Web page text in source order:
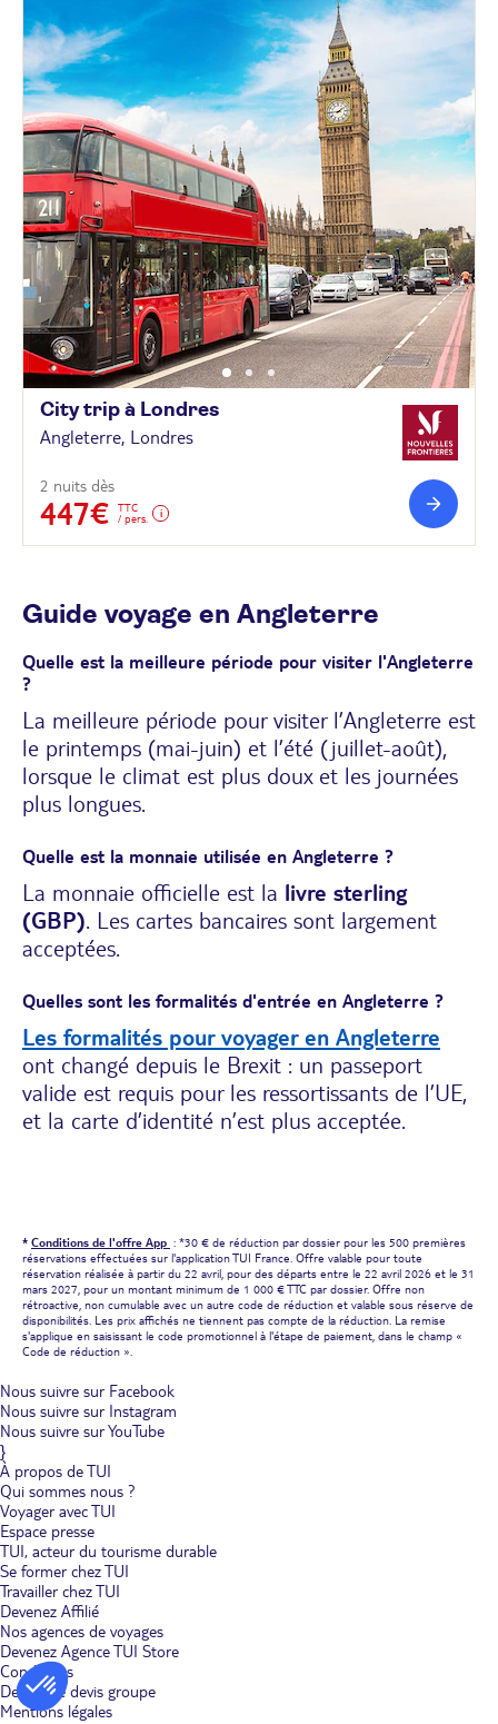
City trip à Londres
Angleterre, Londres
2 nuits dès
447€
TTC
/ pers.
Guide voyage en Angleterre
Quelle est la meilleure période pour visiter l'Angleterre
?
La meilleure période pour visiter l’Angleterre est
le printemps (mai-juin) et l’été (juillet-août),
lorsque le climat est plus doux et les journées
plus longues.
Quelle est la monnaie utilisée en Angleterre ?
La monnaie officielle est la livre sterling
(GBP). Les cartes bancaires sont largement
acceptées.
Quelles sont les formalités d'entrée en Angleterre ?
Les formalités pour voyager en Angleterre
ont changé depuis le Brexit : un passeport
valide est requis pour les ressortissants de l’UE,
et la carte d’identité n’est plus acceptée.
* Conditions de l'offre App : *30 € de réduction par dossier pour les 500 premières
réservations effectuées sur l'application TUI France. Offre valable pour toute
réservation réalisée à partir du 22 avril, pour des départs entre le 22 avril 2026 et le 31
mars 2027, pour un montant minimum de 1 000 € TTC par dossier. Offre non
rétroactive, non cumulable avec un autre code de réduction et valable sous réserve de
disponibilités. Les prix affichés ne tiennent pas compte de la réduction. La remise
s'applique en saisissant le code promotionnel à l'étape de paiement, dans le champ «
Code de réduction ».
Nous suivre sur Facebook
Nous suivre sur Instagram
Nous suivre sur YouTube
}
À propos de TUI
Qui sommes nous ?
Voyager avec TUI
Espace presse
TUI, acteur du tourisme durable
Se former chez TUI
Travailler chez TUI
Devenez Affilié
Nos agences de voyages
Devenez Agence TUI Store
Conditions
Demande devis groupe
Mentions légales